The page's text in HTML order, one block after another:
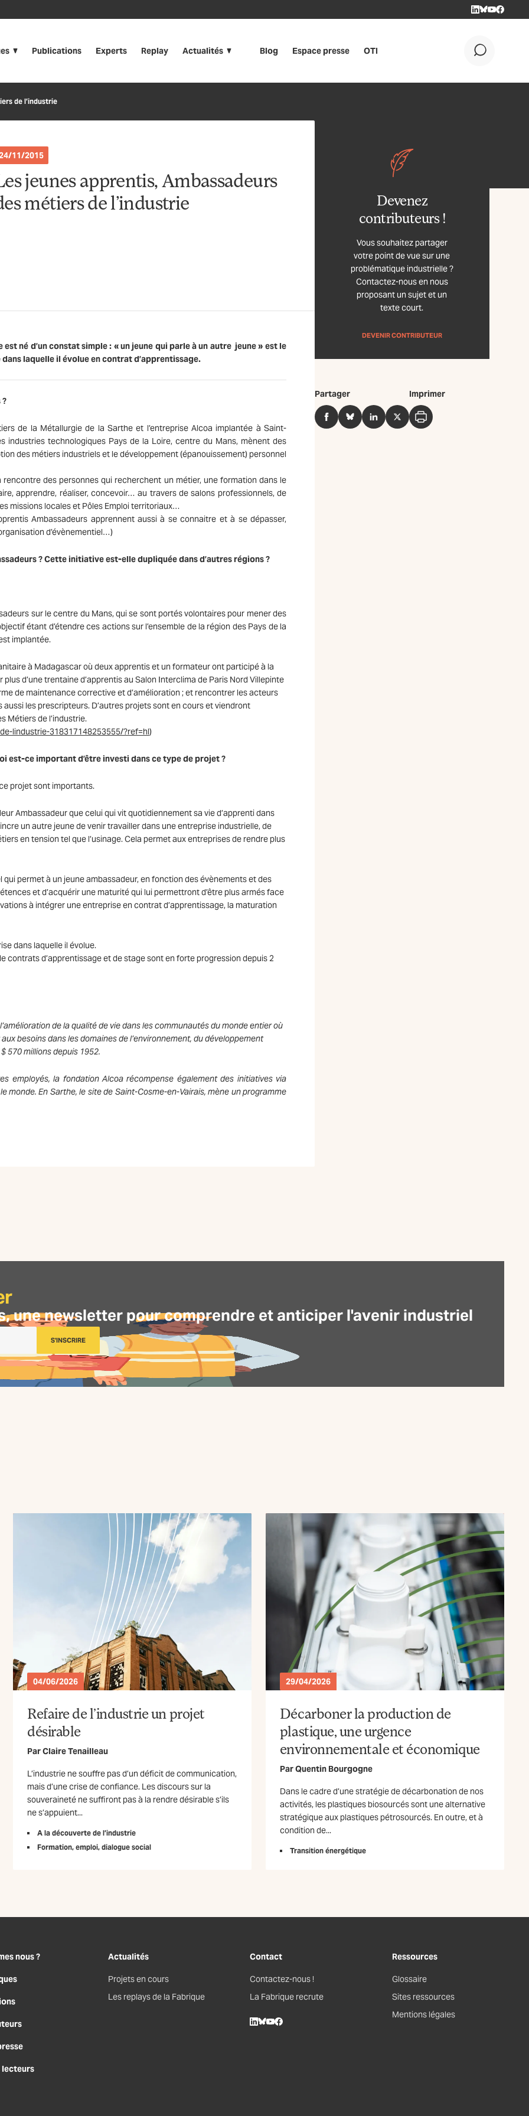
LINKEDIN
BLUESKY
YOUTUBE
Publications Experts Replay Actualités Blog Espace presse OTI
de l’industrie
11/2015
jeunes apprentis, Ambassadeurs
métiers de l’industrie
né d’un constat simple : « un jeune qui parle à un autre jeune » est le
laquelle il évolue en contrat d’apprentissage.
?
de la Métallurgie de la Sarthe et l’entreprise Alcoa implantée à Saint-
industries technologiques Pays de la Loire, centre du Mans, mènent des
des métiers industriels et le développement (épanouissement) personnel
des personnes qui recherchent un métier, une formation dans le
apprendre, réaliser, concevoir… au travers de salons professionnels, de
missions locales et Pôles Emploi territoriaux…
Ambassadeurs apprennent aussi à se connaitre et à se dépasser,
d’évènementiel…)
? Cette initiative est-elle dupliquée dans d’autres régions ?
sur le centre du Mans, qui se sont portés volontaires pour mener des
étant d’étendre ces actions sur l’ensemble de la région des Pays de la
implantée.
à Madagascar où deux apprentis et un formateur ont participé à la
d’une trentaine d’apprentis au Salon Interclima de Paris Nord Villepinte
de maintenance corrective et d’amélioration ; et rencontrer les acteurs
les prescripteurs. D’autres projets sont en cours et viendront
Métiers de l’industrie.
lindustrie-318317148253555/?ref=hl)
est-ce important d’être investi dans ce type de projet ?
projet sont importants.
Ambassadeur que celui qui vit quotidiennement sa vie d’apprenti dans
un autre jeune de venir travailler dans une entreprise industrielle, de
en tension tel que l’usinage. Cela permet aux entreprises de rendre plus
permet à un jeune ambassadeur, en fonction des évènements et des
et d’acquérir une maturité qui lui permettront d’être plus armés face
à intégrer une entreprise en contrat d’apprentissage, la maturation
dans laquelle il évolue.
contrats d’apprentissage et de stage sont en forte progression depuis 2
de la qualité de vie dans les communautés du monde entier où
besoins dans les domaines de l’environnement, du développement
570 millions depuis 1952.
employés, la fondation Alcoa récompense également des initiatives via
monde. En Sarthe, le site de Saint-Cosme-en-Vairais, mène un programme
Devenez
contributeurs !
Vous souhaitez partager
votre point de vue sur une
problématique industrielle ?
Contactez-nous en nous
proposant un sujet et un
texte court.
DEVENIR CONTRIBUTEUR
Partager
FacebookBlueSkyLinkedInTwitter
Imprimer
Imprimer
unenewsletter pour comprendre et anticiper l'avenir industriel
S'INSCRIRE
04/06/2026
Refaire de l’industrie un projet
désirable
ParClaire Tenailleau
L’industrie ne souffre pas d’un déficit de communication,
mais d’une crise de confiance. Les discours sur la
souveraineté ne suffiront pas à la rendre désirable s’ils
ne s’appuient...
A la découverte de l’industrie
Formation, emploi, dialogue social
29/04/2026
Décarboner la production de
plastique, une urgence
environnementale et économique
ParQuentin Bourgogne
Dans le cadre d’une stratégie de décarbonation de nos
activités, les plastiques biosourcés sont une alternative
stratégique aux plastiques pétrosourcés. En outre, et à
condition de...
Transition énergétique
nous ?
lecteurs
Actualités
Projets en cours
Les replays de la Fabrique
Contact
Contactez-nous !
La Fabrique recrute
Ressources
Glossaire
Sites ressources
Mentions légales